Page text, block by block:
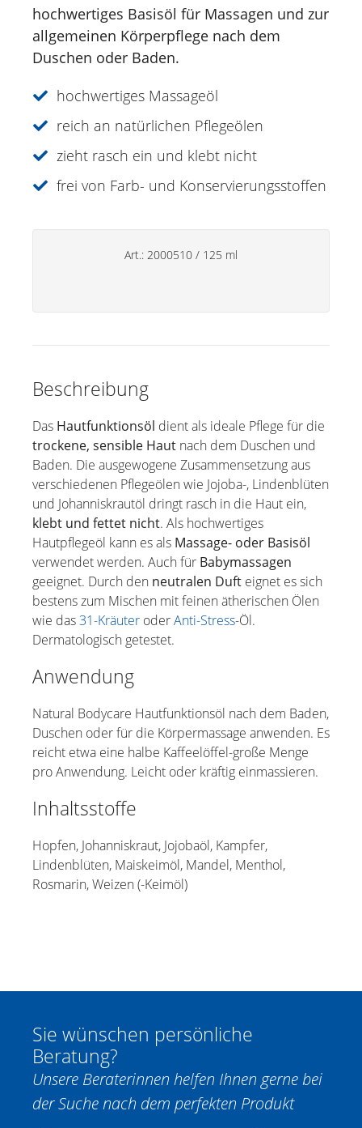
Just for Men
Aromatherapie
Sonnencreme
Spezialitäten
Lippenpflege
Deos
Haushaltsprodukte
hochwertiges Basisöl für Massagen und zur
allgemeinen Körperpflege nach dem
Duschen oder Baden.
hochwertiges Massageöl
reich an natürlichen Pflegeölen
zieht rasch ein und klebt nicht
frei von Farb- und Konservierungsstoffen
Art.: 2000510 / 125 ml
Beschreibung
Das Hautfunktionsöl dient als ideale Pflege für die
trockene, sensible Haut nach dem Duschen und
Baden. Die ausgewogene Zusammensetzung aus
verschiedenen Pflegeölen wie Jojoba-, Lindenblüten
und Johanniskrautöl dringt rasch in die Haut ein,
klebt und fettet nicht. Als hochwertiges
Hautpflegeöl kann es als Massage- oder Basisöl
verwendet werden. Auch für Babymassagen
geeignet. Durch den neutralen Duft eignet es sich
bestens zum Mischen mit feinen ätherischen Ölen
wie das31-Kräuter oderAnti-Stress-Öl.
Dermatologisch getestet.
Anwendung
Natural Bodycare Hautfunktionsöl nach dem Baden,
Duschen oder für die Körpermassage anwenden. Es
reicht etwa eine halbe Kaffeelöffel-große Menge
pro Anwendung. Leicht oder kräftig einmassieren.
Inhaltsstoffe
Hopfen, Johanniskraut, Jojobaöl, Kampfer,
Lindenblüten, Maiskeimöl, Mandel, Menthol,
Rosmarin, Weizen (-Keimöl)
Sie wünschen persönliche
Beratung?
Unsere Beraterinnen helfen Ihnen gerne bei
der Suche nach dem perfekten Produkt